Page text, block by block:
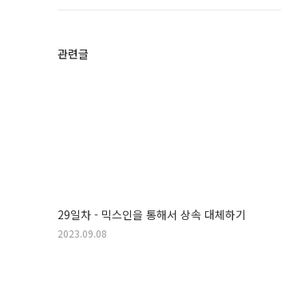
관련글
29일차 - 믹스인을 통해서 상속 대체하기
2023.09.08